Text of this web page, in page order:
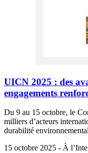
UICN 2025 : des
engagements
Du 9 au 15 octobre, le
milliers d’acteurs
durabilité
15 octobre 2025 - À